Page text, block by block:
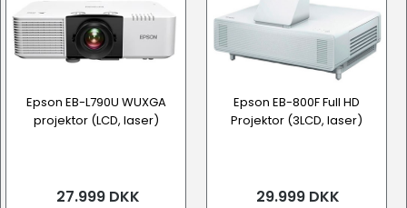
Epson EB-L790U WUXGA
projektor (LCD, laser)
27.999 DKK
Epson EB-800F Full HD
Projektor (3LCD, laser)
29.999 DKK